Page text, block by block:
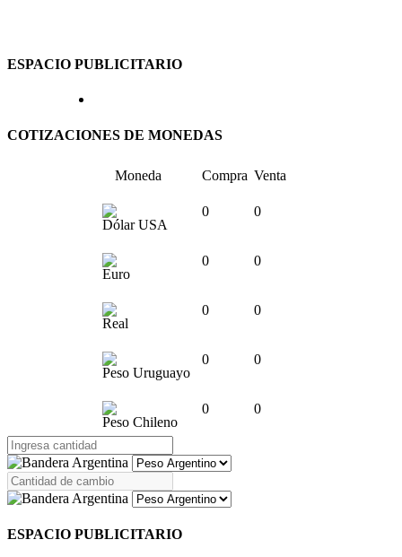
ESPACIO PUBLICITARIO
COTIZACIONES DE MONEDAS
Moneda Compra Venta
Dólar USA
0 0
Euro
0 0
Real
0 0
Peso Uruguayo
0 0
Peso Chileno
0 0
ESPACIO PUBLICITARIO